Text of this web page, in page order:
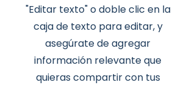
"Editar texto" o doble clic en la
caja de texto para editar, y
asegúrate de agregar
información relevante que
quieras compartir con tus